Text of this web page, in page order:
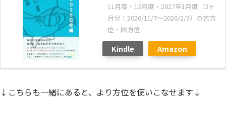
11月度・12月度・2027年1月度（3ヶ
月分：2026/11/7～2026/2/3）の吉方
位・凶方位
Kindle Amazon
↓こちらも一緒にあると、より方位を使いこなせます↓